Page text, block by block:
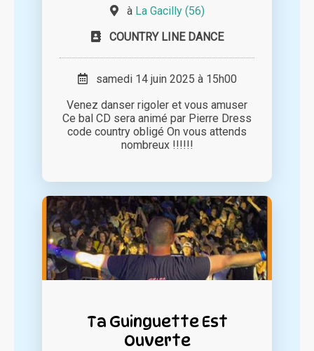
à La Gacilly (56)
COUNTRY LINE DANCE
samedi 14 juin 2025 à 15h00
Venez danser rigoler et vous amuser
Ce bal CD sera animé par Pierre Dress
code country obligé On vous attends
nombreux !!!!!!
Ta Guinguette Est
Ouverte